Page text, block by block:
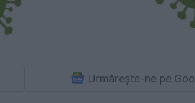
Urmărește-ne pe